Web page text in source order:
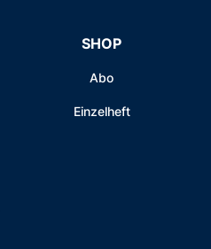
SHOP
Abo
Einzelheft